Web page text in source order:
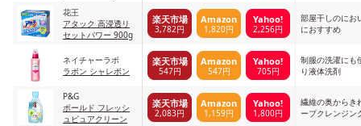
花王
アタック 高浸透リ
セットパワー 900g
楽天市場
3,782円
Amazon
1,820円
Yahoo!
2,256円
部屋干しのにお
におすすめ
ネイチャーラボ
ラボン シャレボン
楽天市場
547円
Amazon
547円
Yahoo!
705円
制服の洗濯にも
り液体洗剤
P&G
ボールド フレッシ
ュピュアクリーン
楽天市場
2,083円
Amazon
1,159円
Yahoo!
1,800円
繊維の奥からき
ープクレンジン